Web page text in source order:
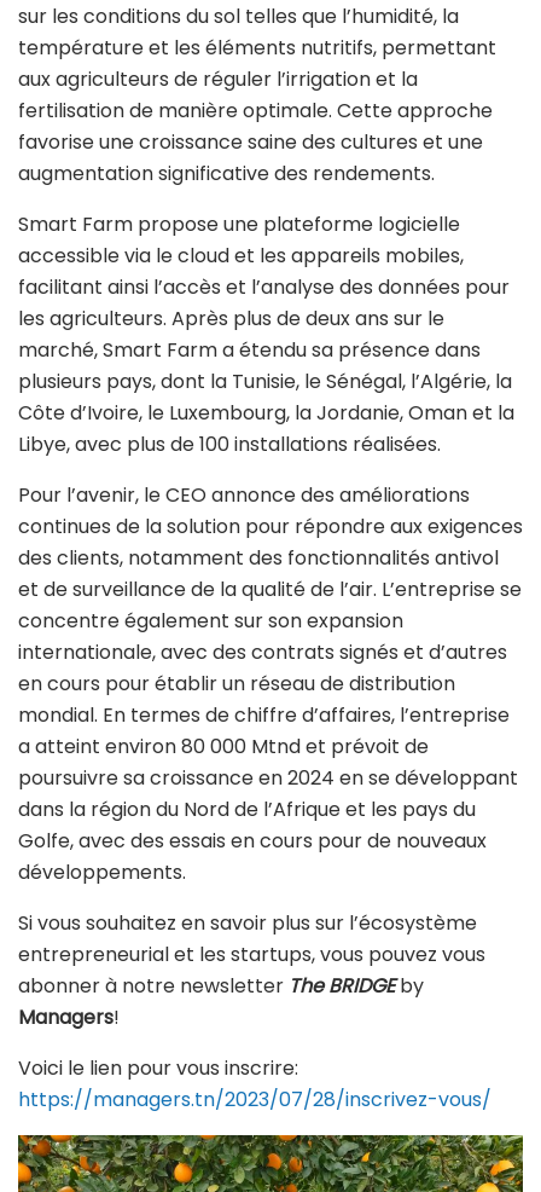
sur les conditions du sol telles que l’humidité, la
température et les éléments nutritifs, permettant
aux agriculteurs de réguler l’irrigation et la
fertilisation de manière optimale. Cette approche
favorise une croissance saine des cultures et une
augmentation significative des rendements.
Smart Farm propose une plateforme logicielle
accessible via le cloud et les appareils mobiles,
facilitant ainsi l’accès et l’analyse des données pour
les agriculteurs. Après plus de deux ans sur le
marché, Smart Farm a étendu sa présence dans
plusieurs pays, dont la Tunisie, le Sénégal, l’Algérie, la
Côte d’Ivoire, le Luxembourg, la Jordanie, Oman et la
Libye, avec plus de 100 installations réalisées.
Pour l’avenir, le CEO annonce des améliorations
continues de la solution pour répondre aux exigences
des clients, notamment des fonctionnalités antivol
et de surveillance de la qualité de l’air. L’entreprise se
concentre également sur son expansion
internationale, avec des contrats signés et d’autres
en cours pour établir un réseau de distribution
mondial. En termes de chiffre d’affaires, l’entreprise
a atteint environ 80 000 Mtnd et prévoit de
poursuivre sa croissance en 2024 en se développant
dans la région du Nord de l’Afrique et les pays du
Golfe, avec des essais en cours pour de nouveaux
développements.
Si vous souhaitez en savoir plus sur l’écosystème
entrepreneurial et les startups, vous pouvez vous
abonner à notre newsletter The BRIDGE by
Managers!
Voici le lien pour vous inscrire:
https://managers.tn/2023/07/28/inscrivez-vous/